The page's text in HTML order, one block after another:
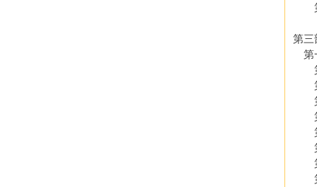
第
第
第
第
第
第
第
第
第
第
第